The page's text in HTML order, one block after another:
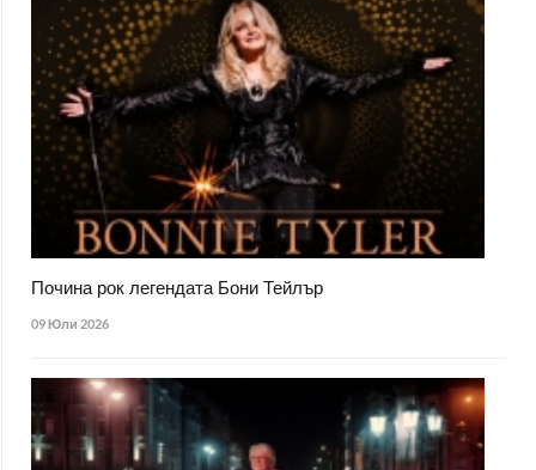
Почина рок легендата Бони Тейлър
09 Юли 2026